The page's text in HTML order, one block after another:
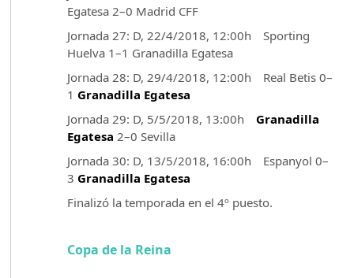
Egatesa 2–0 Madrid CFF
Jornada 27: D, 22/4/2018, 12:00h Sporting
Huelva 1–1 Granadilla Egatesa
Jornada 28: D, 29/4/2018, 12:00h Real Betis 0–
1 Granadilla Egatesa
Jornada 29: D, 5/5/2018, 13:00h Granadilla
Egatesa 2–0 Sevilla
Jornada 30: D, 13/5/2018, 16:00h Espanyol 0–
3 Granadilla Egatesa
Finalizó la temporada en el 4º puesto.
Copa de la Reina